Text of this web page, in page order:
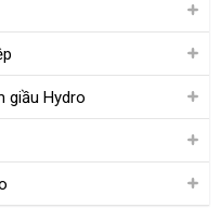
giầu Hydro